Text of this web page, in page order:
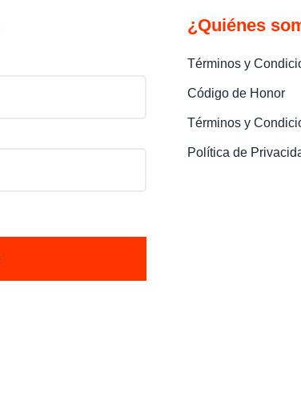
¿Quiénes
Términos y
Código de Honor
Términos y
Política de